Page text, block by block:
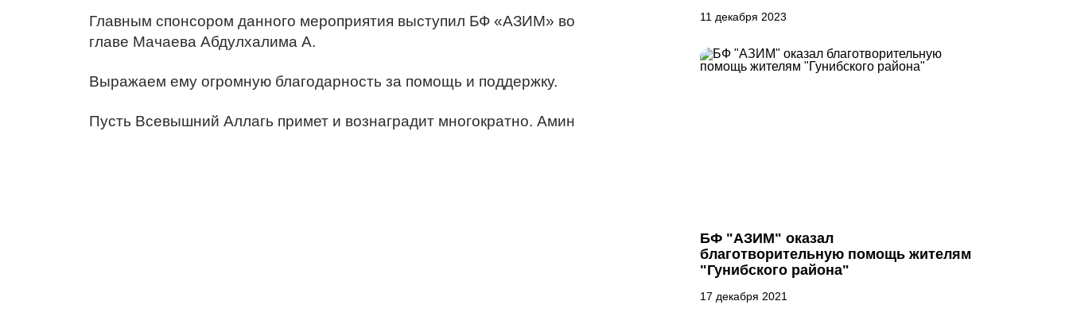
Главным спонсором данного мероприятия выступил БФ «АЗИМ» во
главе Мачаева Абдулхалима А.
Выражаем ему огромную благодарность за помощь и поддержку.
Пусть Всевышний Аллагь примет и вознаградит многократно. Амин
11 декабря 2023
БФ "АЗИМ" оказал
благотворительную помощь жителям
"Гунибского района"
17 декабря 2021